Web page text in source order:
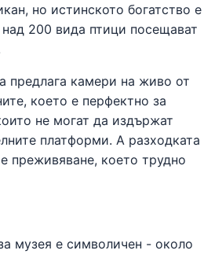
но истинското богатство е
200 вида птици посещават
предлага камери на живо от
което е перфектно за
не могат да издържат
платформи. А разходката
преживяване, което трудно
музея е символичен - около